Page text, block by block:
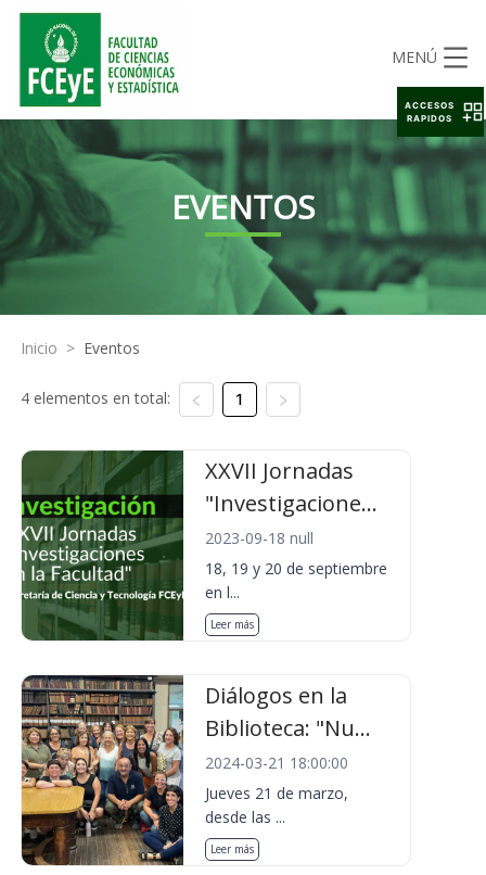
MENÚ
EVENTOS
Inicio > Eventos
4 elementos en total: 1
XXVII Jornadas
"Investigacione...
2023-09-18 null
18, 19 y 20 de septiembre
en l...
Leer más
Diálogos en la
Biblioteca: "Nu...
2024-03-21 18:00:00
Jueves 21 de marzo,
desde las ...
Leer más
ACCESOS
RAPIDOS